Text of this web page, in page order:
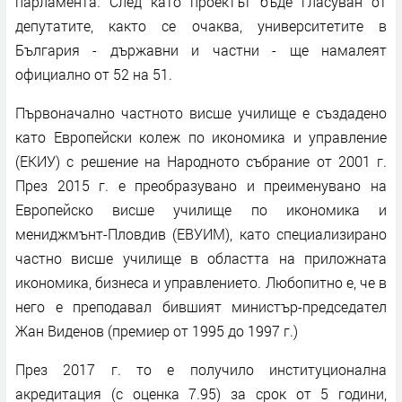
депутатите, както се очаква, университетите в
България - държавни и частни - ще намалеят
официално от 52 на 51.
Първоначално частното висше училище е създадено
като Европейски колеж по икономика и управление
(ЕКИУ) с решение на Народното събрание от 2001 г.
През 2015 г. е преобразувано и преименувано на
Европейско висше училище по икономика и
мениджмънт-Пловдив (ЕВУИМ), като специализирано
частно висше училище в областта на приложната
икономика, бизнеса и управлението. Любопитно е, че в
него е преподавал бившият министър-председател
Жан Виденов (премиер от 1995 до 1997 г.)
През 2017 г. то е получило институционална
акредитация (с оценка 7.95) за срок от 5 години,